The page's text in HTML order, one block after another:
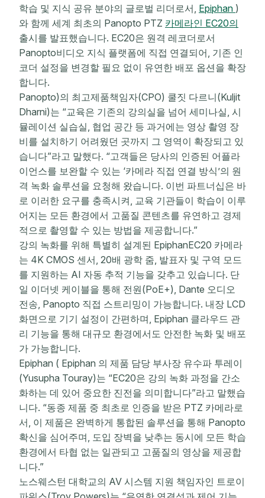
학습 및 지식 공유 분야의 글로벌 리더로서, Epiphan )
와 함께 세계 최초의 Panopto PTZ 카메라인 EC20의
출시를 발표했습니다. EC20은 원격 레코더로서
Panopto비디오 지식 플랫폼에 직접 연결되어, 기존 인
코더 설정을 변경할 필요 없이 유연한 배포 옵션을 확장
합니다.
Panopto)의 최고제품책임자(CPO) 쿨짓 다르니(Kuljit
Dharni)는 “교육은 기존의 강의실을 넘어 세미나실, 시
뮬레이션 실습실, 협업 공간 등 과거에는 영상 촬영 장
비를 설치하기 어려웠던 곳까지 그 영역이 확장되고 있
습니다”라고 말했다. “고객들은 당사의 인증된 어플라
이언스를 보완할 수 있는 ‘카메라 직접 연결 방식’의 원
격 녹화 솔루션을 요청해 왔습니다. 이번 파트너십은 바
로 이러한 요구를 충족시켜, 교육 기관들이 학습이 이루
어지는 모든 환경에서 고품질 콘텐츠를 유연하고 경제
적으로 촬영할 수 있는 방법을 제공합니다.”
강의 녹화를 위해 특별히 설계된 EpiphanEC20 카메라
는 4K CMOS 센서, 20배 광학 줌, 발표자 및 구역 모드
를 지원하는 AI 자동 추적 기능을 갖추고 있습니다. 단
일 이더넷 케이블을 통해 전원(PoE+), Dante 오디오
전송, Panopto 직접 스트리밍이 가능합니다. 내장 LCD
화면으로 기기 설정이 간편하며, Epiphan 클라우드 관
리 기능을 통해 대규모 환경에서도 안전한 녹화 및 배포
가 가능합니다.
Epiphan ( Epiphan 의 제품 담당 부사장 유수파 투레이
(Yusupha Touray)는 “EC20은 강의 녹화 과정을 간소
화하는 데 있어 중요한 진전을 의미합니다”라고 말했습
니다. “동종 제품 중 최초로 인증을 받은 PTZ 카메라로
서, 이 제품은 완벽하게 통합된 솔루션을 통해 Panopto
확신을 심어주며, 도입 장벽을 낮추는 동시에 모든 학습
환경에서 타협 없는 일관되고 고품질의 영상을 제공합
니다.”
노스웨스턴 대학교의 AV 시스템 지원 책임자인 트로이